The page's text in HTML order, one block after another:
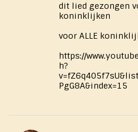
dit lied gezongen
koninklijken
voor ALLE
https://
h?
PgG8A&index=15